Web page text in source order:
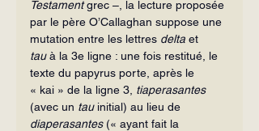
Testament grec –, la lecture proposée
par le père O’Callaghan suppose une
mutation entre les lettres delta et
tau à la 3e ligne : une fois restitué, le
texte du papyrus porte, après le
« kai » de la ligne 3, tiaperasantes
(avec un tau initial) au lieu de
diaperasantes (« ayant fait la